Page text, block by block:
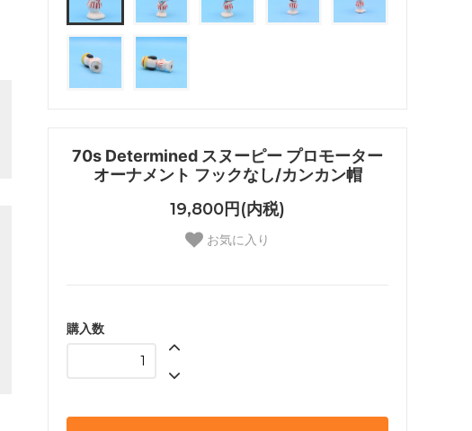
70s Determined スヌーピー プロモーター
オーナメント フックなし/カンカン帽
19,800円(内税)
お気に入り
購入数